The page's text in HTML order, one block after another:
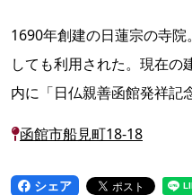
1690年創建の日蓮宗の寺
しても利用された。現在
内に「日仏親善函館発祥記
函館市船見町18-18
シェア